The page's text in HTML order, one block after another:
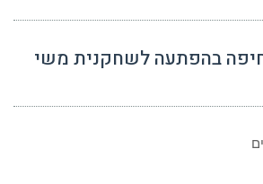
חיפה בהפתעה לשחקנית משי